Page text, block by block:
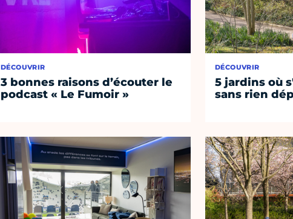
DÉCOUVRIR
3 bonnes raisons d’écouter le
podcast « Le Fumoir »
DÉCOUVRIR
5 jardins où
sans rien